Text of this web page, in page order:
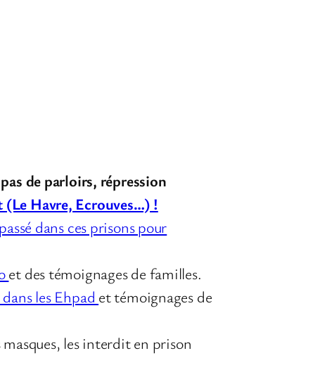
de parloirs, répression
Havre, Ecrouves…) !
dans ces prisons pour
et des témoignages de familles.
les Ehpad et témoignages de
les interdit en prison